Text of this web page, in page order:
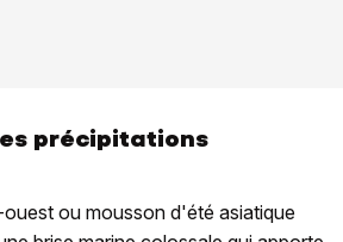
précipitations
ou mousson d'été asiatique